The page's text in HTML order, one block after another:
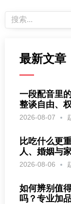
最新文章
一段配音里
整谈自由、
2026-08-07
比吃什么更
人、婚姻与
2026-08-06
如何辨别值
吗？专业加